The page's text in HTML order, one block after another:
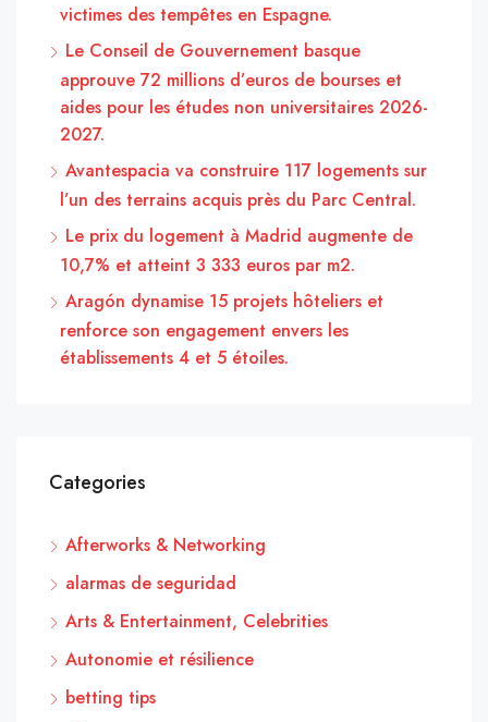
victimes des tempêtes en Espagne.
Le Conseil de Gouvernement basque
approuve 72 millions d’euros de bourses et
aides pour les études non universitaires 2026-
2027.
Avantespacia va construire 117 logements sur
l’un des terrains acquis près du Parc Central.
Le prix du logement à Madrid augmente de
10,7% et atteint 3 333 euros par m2.
Aragón dynamise 15 projets hôteliers et
renforce son engagement envers les
établissements 4 et 5 étoiles.
Categories
Afterworks & Networking
alarmas de seguridad
Arts & Entertainment, Celebrities
Autonomie et résilience
betting tips